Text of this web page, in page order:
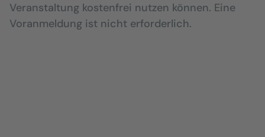
Veranstaltung kostenfrei nutzen können. Eine
Voranmeldung ist nicht erforderlich.